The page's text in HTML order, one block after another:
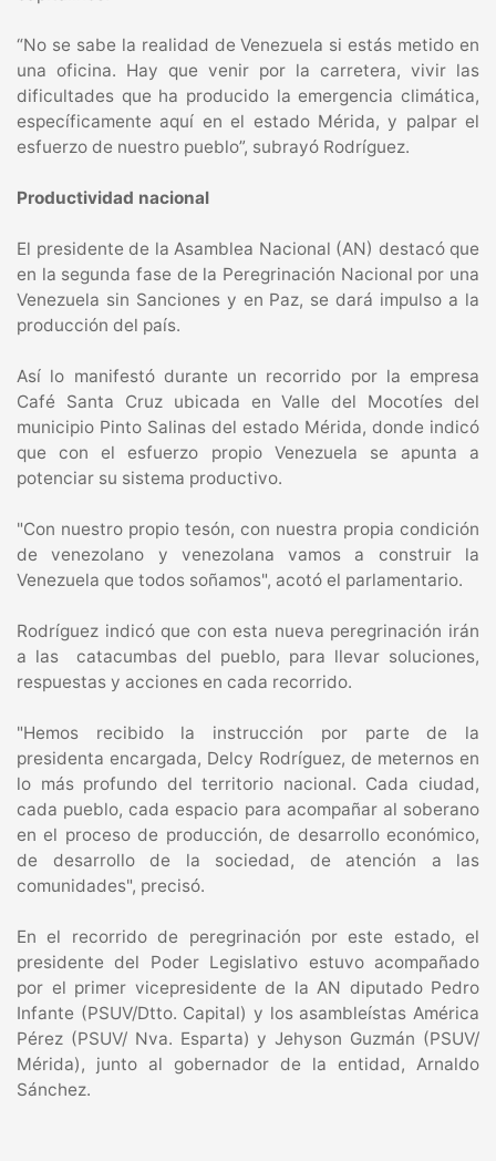
​“No se sabe la realidad de Venezuela si estás metido en
una oficina. Hay que venir por la carretera, vivir las
dificultades que ha producido la emergencia climática,
específicamente aquí en el estado Mérida, y palpar el
esfuerzo de nuestro pueblo”, subrayó Rodríguez.
Productividad nacional
El presidente de la Asamblea Nacional (AN) destacó que
en la segunda fase de la Peregrinación Nacional por una
Venezuela sin Sanciones y en Paz, se dará impulso a la
producción del país.
Así lo manifestó durante un recorrido por la empresa
Café Santa Cruz ubicada en Valle del Mocotíes del
municipio Pinto Salinas del estado Mérida, donde indicó
que con el esfuerzo propio Venezuela se apunta a
potenciar su sistema productivo.
"Con nuestro propio tesón, con nuestra propia condición
de venezolano y venezolana vamos a construir la
Venezuela que todos soñamos", acotó el parlamentario.
Rodríguez indicó que con esta nueva peregrinación irán
a las catacumbas del pueblo, para llevar soluciones,
respuestas y acciones en cada recorrido.
"Hemos recibido la instrucción por parte de la
presidenta encargada, Delcy Rodríguez, de meternos en
lo más profundo del territorio nacional. Cada ciudad,
cada pueblo, cada espacio para acompañar al soberano
en el proceso de producción, de desarrollo económico,
de desarrollo de la sociedad, de atención a las
comunidades", precisó.
En el recorrido de peregrinación por este estado, el
presidente del Poder Legislativo estuvo acompañado
por el primer vicepresidente de la AN diputado Pedro
Infante (PSUV/Dtto. Capital) y los asambleístas América
Pérez (PSUV/ Nva. Esparta) y Jehyson Guzmán (PSUV/
Mérida), junto al gobernador de la entidad, Arnaldo
Sánchez.